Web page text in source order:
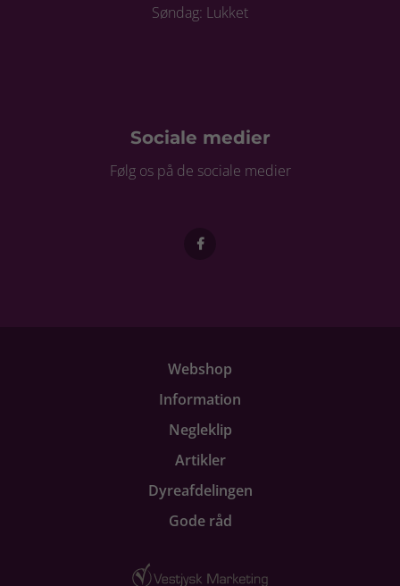
Søndag: Lukket
Sociale medier
Følg os på de sociale medier
Webshop
Information
Negleklip
Artikler
Dyreafdelingen
Gode råd